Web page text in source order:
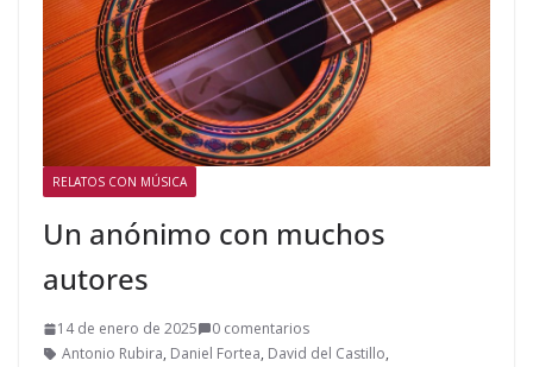
RELATOS CON MÚSICA
Un anónimo con muchos
autores
14 de enero de 2025
0 comentarios
Antonio Rubira, Daniel Fortea, David del Castillo,